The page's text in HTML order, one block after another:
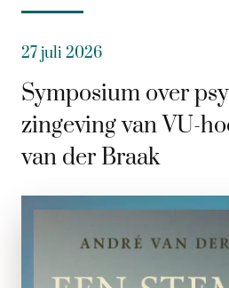
27 juli 2026
Symposium over
zingeving van VU-
van der Braak